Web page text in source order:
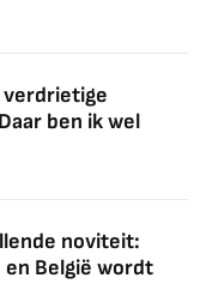
ben ik wel
noviteit:
België wordt